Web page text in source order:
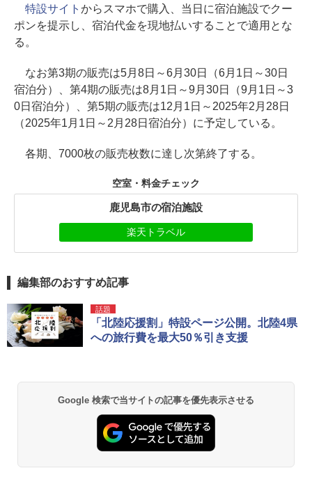
特設サイト からスマホで購入、当日に宿泊施設でクー
ポンを提示し、宿泊代金を現地払いすることで適用とな
る。
なお第3期の販売は5月8日～6月30日（6月1日～30日
宿泊分）、第4期の販売は8月1日～9月30日（9月1日～3
0日宿泊分）、第5期の販売は12月1日～2025年2月28日
（2025年1月1日～2月28日宿泊分）に予定している。
各期、7000枚の販売枚数に達し次第終了する。
空室・料金チェック
鹿児島市の宿泊施設
楽天トラベル
編集部のおすすめ記事
話題
「北陸応援割」特設ページ公開。北陸4県
への旅行費を最大50％引き支援
Google 検索で当サイトの記事を優先表示させる